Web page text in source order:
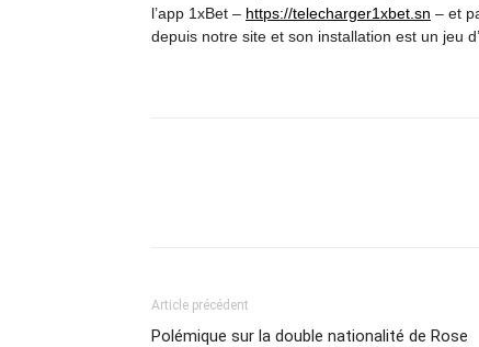
l’app 1xBet – https://telecharger1xbet.sn – et
depuis notre site et son installation est un jeu
Article précédent
Polémique sur la double nationalité de Rose